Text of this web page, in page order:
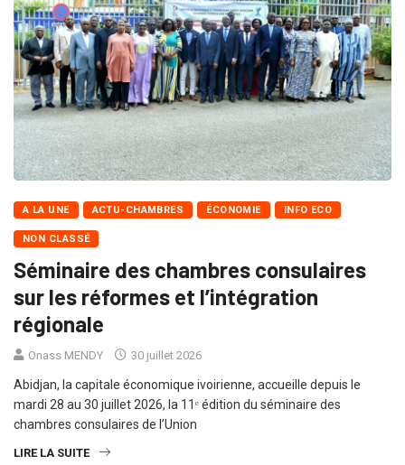
A LA UNE ACTU-CHAMBRES ÉCONOMIE INFO ECO
NON CLASSÉ
Séminaire des chambres consulaires
sur les réformes et l’intégration
régionale
Onass MENDY 30 juillet 2026
Abidjan, la capitale économique ivoirienne, accueille depuis le
mardi 28 au 30 juillet 2026, la 11ᵉ édition du séminaire des
chambres consulaires de l’Union
LIRE LA SUITE